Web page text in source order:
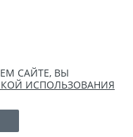
САЙТЕ, ВЫ
ИСПОЛЬЗОВАНИЯ